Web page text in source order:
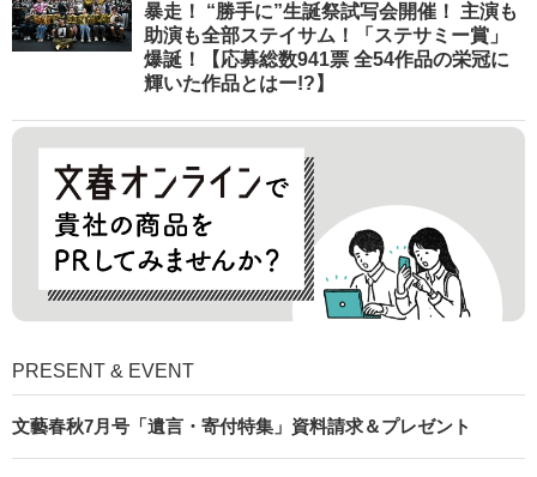
暴走！ “勝手に”生誕祭試写会開催！ 主演も
助演も全部ステイサム！「ステサミー賞」
爆誕！【応募総数941票 全54作品の栄冠に
輝いた作品とはー!?】
PRESENT & EVENT
文藝春秋7月号「遺言・寄付特集」資料請求＆プレゼント